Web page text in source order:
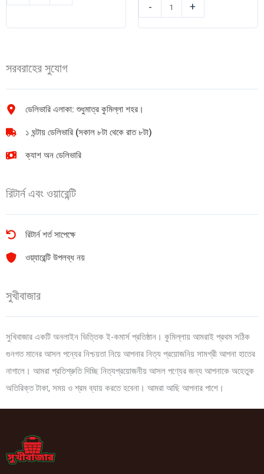
টয়লেট
(Mild)
-
লিকুইড
হ্যান্ডওয়াশ
+
সরবরাহের সুযোগ
ডেলিভারি এলাকা: শুধুমাত্র কুমিল্লা শহর।
১ ঘন্টায় ডেলিভারি (সকাল ৮টা থেকে রাত ৮টা)
ক্যাশ অন ডেলিভারি
রিটার্ন এবং ওয়ারেন্টি
রিটার্ন শর্ত সাপেক্ষে
ওয়্যারেন্টি উপলব্ধ নয়
সুখীবাজার
সুখিবাজার একটি অনলাইন ভিত্তিক ই-কমার্স প্রতিষ্ঠান। কুমিল্লায় আমরাই প্রথম সঠিক
গুনগত মানের আসল পন্যের নিশ্চয়তা নিয়ে আপনার নিত্য প্রয়োজনিয় সামগ্রী আপনা হাতের
নাগালে। আমরা প্রতিশ্রুতি দিচ্ছি নিত্যপ্রয়োজনীয় আসল পণ্যের জন্য আপনাকে অহেতুক
অতিরিক্ত টাকা, সময় ও শ্রম ব্যায় করতে হবেনা। আমরা আছি আপনার পাশে।